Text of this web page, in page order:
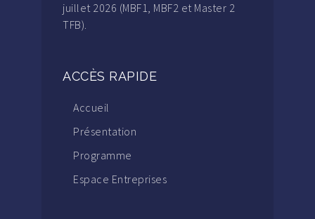
juillet 2026 (MBF1, MBF2 et Master 2
TFB).
ACCÈS RAPIDE
Accueil
Présentation
Programme
Espace Entreprises